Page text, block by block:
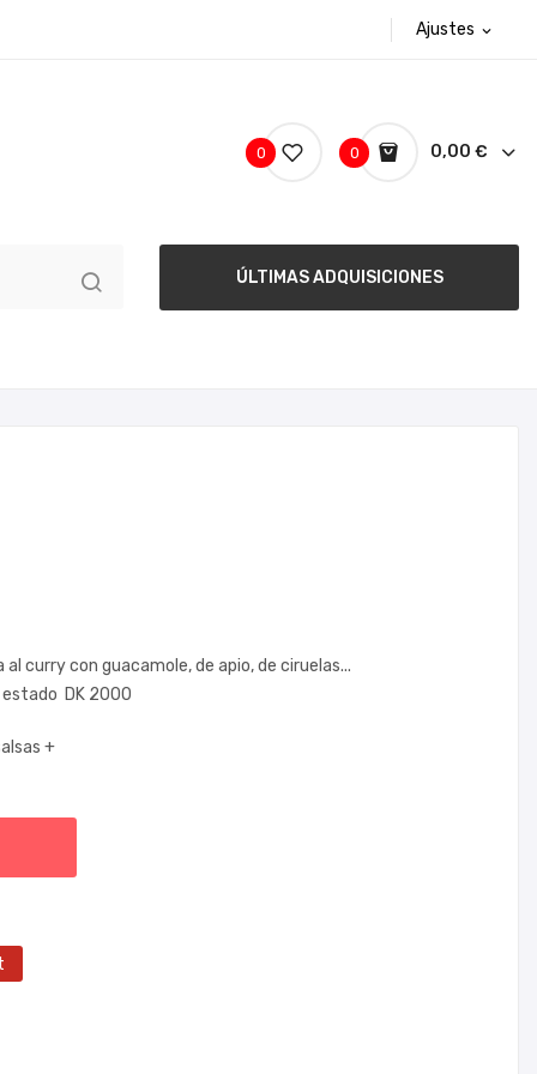
Ajustes expand_more
0 0,00 €
0
ÚLTIMAS ADQUISICIONES
curry con guacamole, de apio, de ciruelas...
DK 2000
+